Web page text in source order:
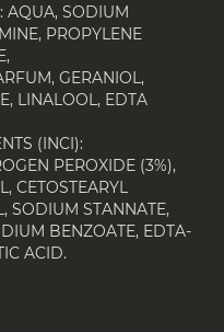
AQUA, SODIUM
PROPYLENE
GERANIOL,
LINALOOL, EDTA
(INCI):
PEROXIDE (3%),
CETOSTEARYL
SODIUM STANNATE,
BENZOATE, EDTA-
ACID.